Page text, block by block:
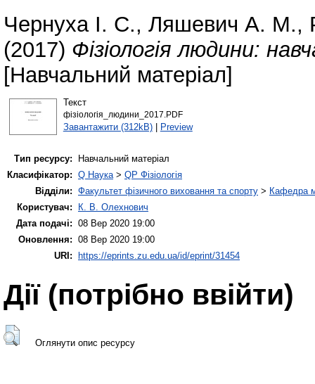
Чернуха І. С., Ляшевич А. М.,
(2017) Фізіологія людини:
[Навчальний матеріал]
Текст
фізіологія_людини_2017.PDF
Завантажити (312kB)| Preview
Тип ресурсу:
Навчальний матеріал
Класифікатор: Q Наука> QP Фізіологія
Відділи: Факультет фізичного виховання та спорту > Кафедра
Користувач:
К. В. Олехнович
Дата подачі: 08 Вер 2020 19:00
Оновлення: 08 Вер 2020 19:00
URI:
https://eprints.zu.edu.ua/id/eprint/31454
Дії ​​(потрібно ввійти)
Оглянути опис ресурсу